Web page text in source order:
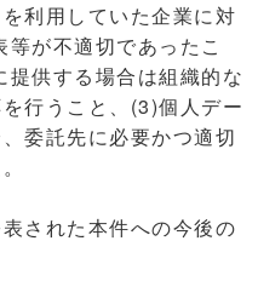
利用していた企業に対
が不適切であったこ
供する場合は組織的な
行うこと、(3)個人デー
委託先に必要かつ適切
された本件への今後の